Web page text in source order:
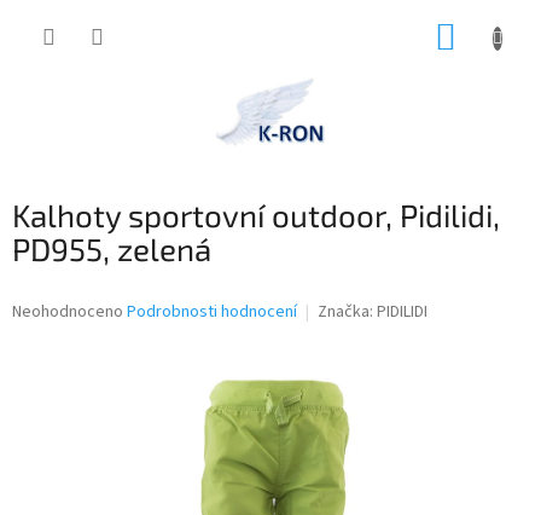
Kalhoty sportovní outdoor, Pidilidi,
PD955, zelená
Průměrné
Neohodnoceno Podrobnosti hodnocení Značka: PIDILIDI